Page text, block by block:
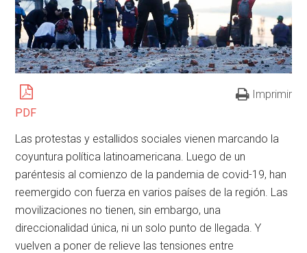
PDF
Imprimir
Las protestas y estallidos sociales vienen marcando la
coyuntura política latinoamericana. Luego de un
paréntesis al comienzo de la pandemia de covid-19, han
reemergido con fuerza en varios países de la región. Las
movilizaciones no tienen, sin embargo, una
direccionalidad única, ni un solo punto de llegada. Y
vuelven a poner de relieve las tensiones entre